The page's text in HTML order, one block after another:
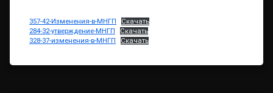
357-42-Изменения-в-МНГП
Скачать
284-32-утверждение-МНГП
Скачать
328-37-изменения-в-МНГП
Скачать